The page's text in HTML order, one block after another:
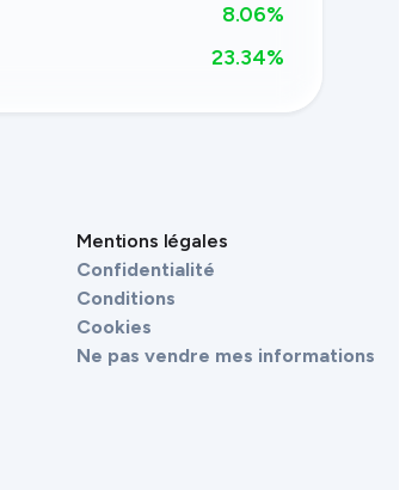
8.06%
23.34%
Mentions légales
Confidentialité
Conditions
Cookies
Ne pas vendre mes informations